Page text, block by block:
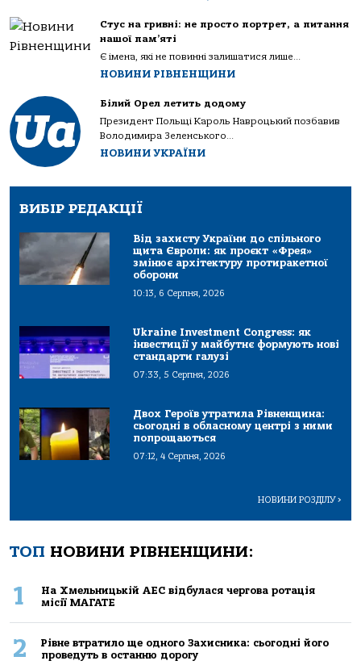
Стус на гривні: не просто портрет, а питання
нашої пам’яті
Є імена, які не повинні залишатися лише...
НОВИНИ РІВНЕНЩИНИ
Білий Орел летить додому
Президент Польщі Кароль Навроцький позбавив
Володимира Зеленського...
НОВИНИ УКРАЇНИ
ВИБІР РЕДАКЦІЇ
Від захисту України до спільного
щита Європи: як проєкт «Фрея»
змінює архітектуру протиракетної
оборони
10:13, 6 Серпня, 2026
Ukraine Investment Congress: як
інвестиції у майбутнє формують нові
стандарти галузі
07:33, 5 Серпня, 2026
Двох Героїв утратила Рівненщина:
сьогодні в обласному центрі з ними
попрощаються
07:12, 4 Серпня, 2026
НОВИНИ РОЗДІЛУ>
ТОП НОВИНИ РІВНЕНЩИНИ:
1
На Хмельницькій АЕС відбулася чергова ротація
місії МАГАТЕ
2
Рівне втратило ще одного Захисника: сьогодні його
проведуть в останню дорогу